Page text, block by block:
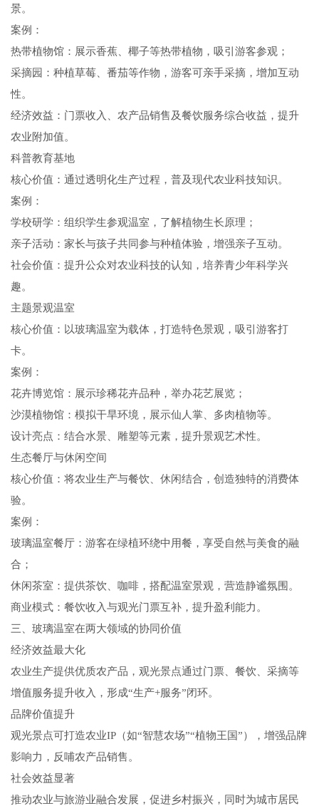
景。
案例：
热带植物馆：展示香蕉、椰子等热带植物，吸引游客参观；
采摘园：种植草莓、番茄等作物，游客可亲手采摘，增加互动
性。
经济效益：门票收入、农产品销售及餐饮服务综合收益，提升
农业附加值。
科普教育基地
核心价值：通过透明化生产过程，普及现代农业科技知识。
案例：
学校研学：组织学生参观温室，了解植物生长原理；
亲子活动：家长与孩子共同参与种植体验，增强亲子互动。
社会价值：提升公众对农业科技的认知，培养青少年科学兴
趣。
主题景观温室
核心价值：以玻璃温室为载体，打造特色景观，吸引游客打
卡。
案例：
花卉博览馆：展示珍稀花卉品种，举办花艺展览；
沙漠植物馆：模拟干旱环境，展示仙人掌、多肉植物等。
设计亮点：结合水景、雕塑等元素，提升景观艺术性。
生态餐厅与休闲空间
核心价值：将农业生产与餐饮、休闲结合，创造独特的消费体
验。
案例：
玻璃温室餐厅：游客在绿植环绕中用餐，享受自然与美食的融
合；
休闲茶室：提供茶饮、咖啡，搭配温室景观，营造静谧氛围。
商业模式：餐饮收入与观光门票互补，提升盈利能力。
三、玻璃温室在两大领域的协同价值
经济效益最大化
农业生产提供优质农产品，观光景点通过门票、餐饮、采摘等
增值服务提升收入，形成“生产+服务”闭环。
品牌价值提升
观光景点可打造农业IP（如“智慧农场”“植物王国”），增强品牌
影响力，反哺农产品销售。
社会效益显著
推动农业与旅游业融合发展，促进乡村振兴，同时为城市居民